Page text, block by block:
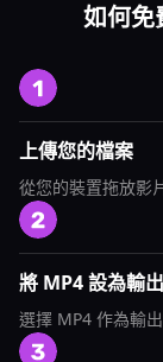
如何免
上傳您的檔案
從您的裝置拖放影
將 MP4 設為輸
選擇 MP4 作為輸